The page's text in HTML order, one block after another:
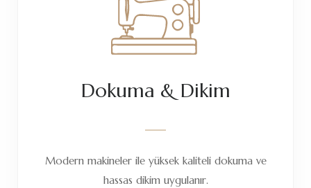
Modern makineler ile yüksek kaliteli dokuma ve
03